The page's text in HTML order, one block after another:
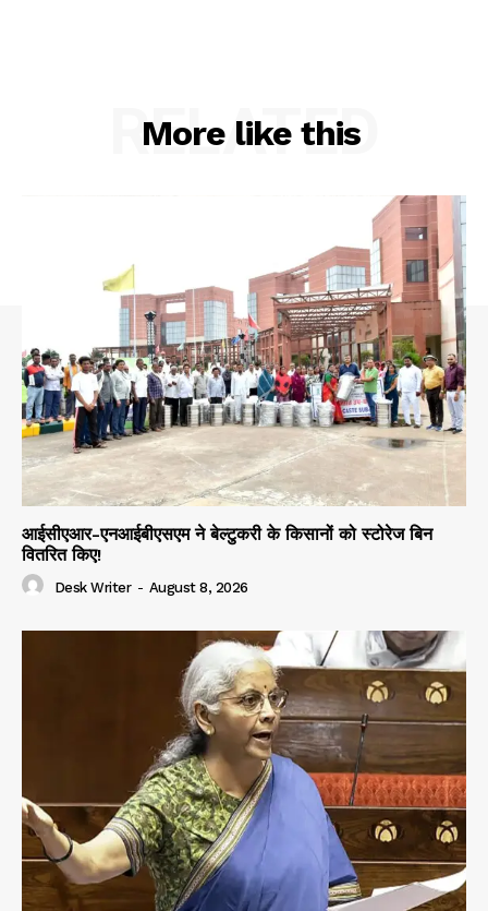
More like this
RELATED
आईसीएआर-एनआईबीएसएम ने बेल्टुकरी के किसानों को स्टोरेज बिन
वितरित किए!
Desk Writer - August 8, 2026